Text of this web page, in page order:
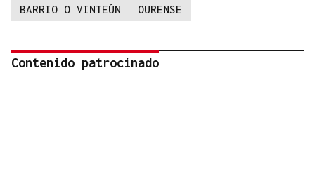
BARRIO O VINTEÚN
OURENSE
Contenido patrocinado